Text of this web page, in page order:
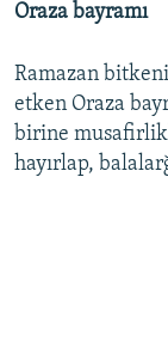
Oraza bayramı
Ramazan
etken Oraza
birine
hayırlap,